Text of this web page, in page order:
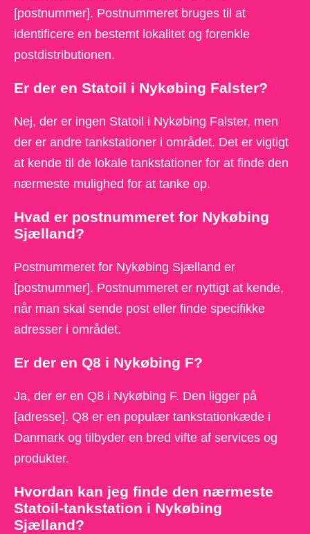
[postnummer]. Postnummeret bruges til at
identificere en bestemt lokalitet og forenkle
postdistributionen.
Er der en Statoil i Nykøbing Falster?
Nej, der er ingen Statoil i Nykøbing Falster, men
der er andre tankstationer i området. Det er vigtigt
at kende til de lokale tankstationer for at finde den
nærmeste mulighed for at tanke op.
Hvad er postnummeret for Nykøbing
Sjælland?
Postnummeret for Nykøbing Sjælland er
[postnummer]. Postnummeret er nyttigt at kende,
når man skal sende post eller finde specifikke
adresser i området.
Er der en Q8 i Nykøbing F?
Ja, der er en Q8 i Nykøbing F. Den ligger på
[adresse]. Q8 er en populær tankstationkæde i
Danmark og tilbyder en bred vifte af services og
produkter.
Hvordan kan jeg finde den nærmeste
Statoil-tankstation i Nykøbing
Sjælland?